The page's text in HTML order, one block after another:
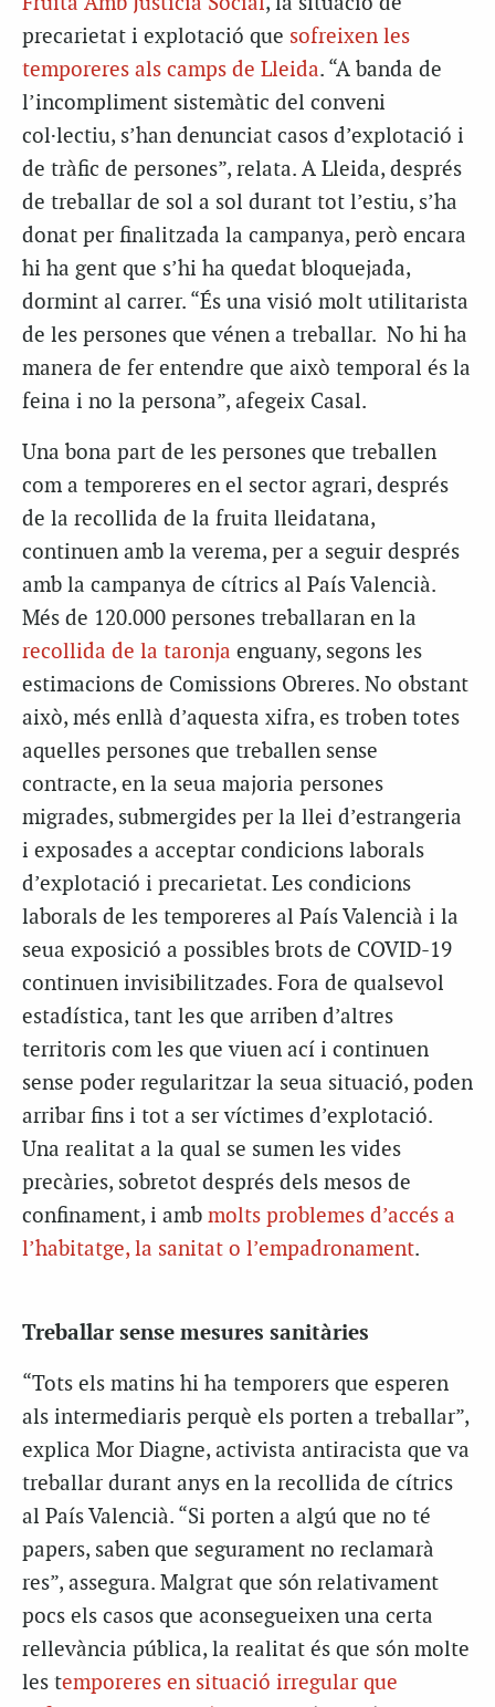
precarietat i explotació que sofreixen les
temporeres als camps de Lleida. “A banda de
l’incompliment sistemàtic del conveni
col·lectiu, s’han denunciat casos d’explotació i
de tràfic de persones”, relata. A Lleida, després
de treballar de sol a sol durant tot l’estiu, s’ha
donat per finalitzada la campanya, però encara
hi ha gent que s’hi ha quedat bloquejada,
dormint al carrer. “És una visió molt utilitarista
de les persones que vénen a treballar. No hi ha
manera de fer entendre que això temporal és la
feina i no la persona”, afegeix Casal.
Una bona part de les persones que treballen
com a temporeres en el sector agrari, després
de la recollida de la fruita lleidatana,
continuen amb la verema, per a seguir després
amb la campanya de cítrics al País Valencià.
Més de 120.000 persones treballaran en la
recollida de la taronja enguany, segons les
estimacions de Comissions Obreres. No obstant
això, més enllà d’aquesta xifra, es troben totes
aquelles persones que treballen sense
contracte, en la seua majoria persones
migrades, submergides per la llei d’estrangeria
i exposades a acceptar condicions laborals
d’explotació i precarietat. Les condicions
laborals de les temporeres al País Valencià i la
seua exposició a possibles brots de COVID-19
continuen invisibilitzades. Fora de qualsevol
estadística, tant les que arriben d’altres
territoris com les que viuen ací i continuen
sense poder regularitzar la seua situació, poden
arribar fins i tot a ser víctimes d’explotació.
Una realitat a la qual se sumen les vides
precàries, sobretot després dels mesos de
confinament, i amb molts problemes d’accés a
l’habitatge, la sanitat o l’empadronament.
Treballar sense mesures sanitàries
“Tots els matins hi ha temporers que esperen
als intermediaris perquè els porten a treballar”,
explica Mor Diagne, activista antiracista que va
treballar durant anys en la recollida de cítrics
al País Valencià. “Si porten a algú que no té
papers, saben que segurament no reclamarà
res”, assegura. Malgrat que són relativament
pocs els casos que aconsegueixen una certa
rellevància pública, la realitat és que són molte
les temporeres en situació irregular que